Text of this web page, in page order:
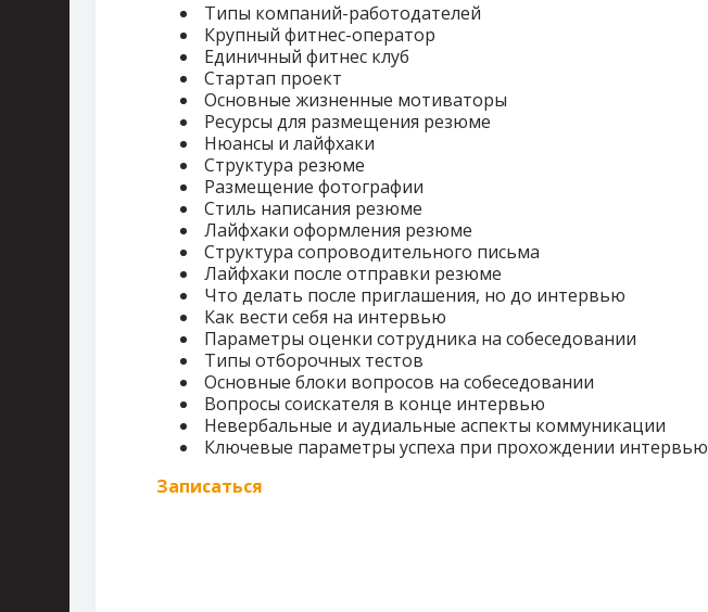
Типы компаний-работодателей
Крупный фитнес-оператор
Единичный фитнес клуб
Стартап проект
Основные жизненные мотиваторы
Ресурсы для размещения резюме
Нюансы и лайфхаки
Структура резюме
Размещение фотографии
Стиль написания резюме
Лайфхаки оформления резюме
Структура сопроводительного письма
Лайфхаки после отправки резюме
Что делать после приглашения, но до интервью
Как вести себя на интервью
Параметры оценки сотрудника на собеседовании
Типы отборочных тестов
Основные блоки вопросов на собеседовании
Вопросы соискателя в конце интервью
Невербальные и аудиальные аспекты коммуникации
Ключевые параметры успеха при прохождении интервью
Записаться